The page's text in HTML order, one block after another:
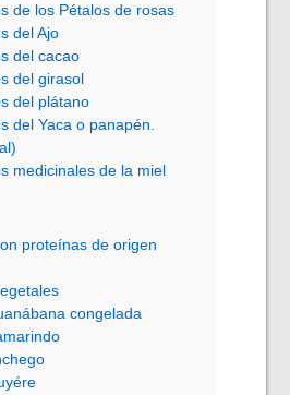
de los Pétalos de rosas
del Ajo
del cacao
del girasol
del plátano
del Yaca o panapén.
medicinales de la miel
proteínas de origen
congelada